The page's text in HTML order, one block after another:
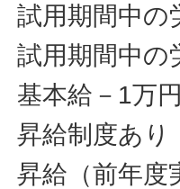
試用期間中の
試用期間中
基本給－1万円
昇給制度あり
昇給（前年度